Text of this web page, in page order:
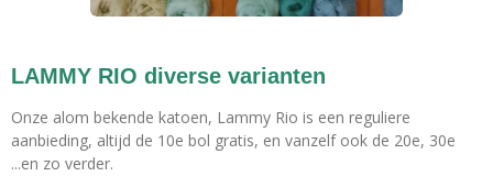
LAMMY RIO diverse varianten
Onze alom bekende katoen, Lammy Rio is een reguliere
aanbieding, altijd de 10e bol gratis, en vanzelf ook de 20e, 30e
...en zo verder.